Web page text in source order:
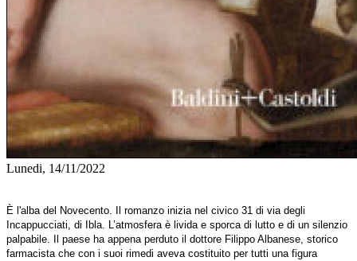
Lunedi, 14/11/2022
È l'alba del Novecento. Il romanzo inizia nel civico 31 di via degli
Incappucciati, di Ibla. L’atmosfera è livida e sporca di lutto e di un silenzio
palpabile. Il paese ha appena perduto il dottore Filippo Albanese, storico
farmacista che con i suoi rimedi aveva costituito per tutti una figura